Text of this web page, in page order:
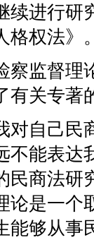
进行研
格权法》
监督理
有关专著
自己民
不能表达
民商法研
论是一个
能够从事